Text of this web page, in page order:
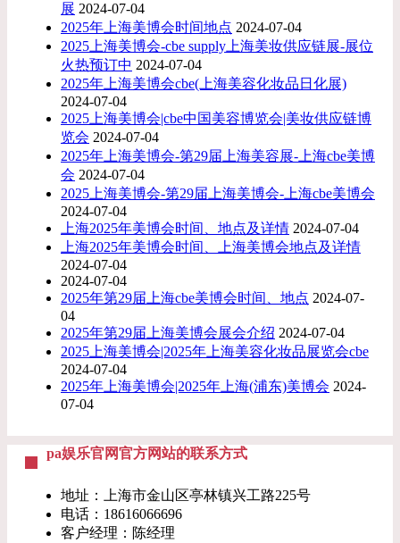
展 2024-07-04
2025年上海美博会时间地点 2024-07-04
2025上海美博会-cbe supply上海美妆供应链展-展位
火热预订中 2024-07-04
2025年上海美博会cbe(上海美容化妆品日化展)
2024-07-04
2025上海美博会|cbe中国美容博览会|美妆供应链博
览会 2024-07-04
2025年上海美博会-第29届上海美容展-上海cbe美博
会 2024-07-04
2025上海美博会-第29届上海美博会-上海cbe美博会
2024-07-04
上海2025年美博会时间、地点及详情 2024-07-04
上海2025年美博会时间、上海美博会地点及详情
2024-07-04
2024-07-04
2025年第29届上海cbe美博会时间、地点 2024-07-
04
2025年第29届上海美博会展会介绍 2024-07-04
2025上海美博会|2025年上海美容化妆品展览会cbe
2024-07-04
2025年上海美博会|2025年上海(浦东)美博会 2024-
07-04
pa娱乐官网官方网站的联系方式
地址：上海市金山区亭林镇兴工路225号
电话：18616066696
客户经理：陈经理